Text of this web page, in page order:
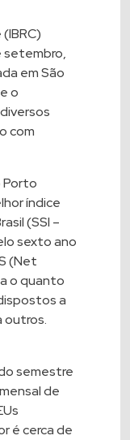
setembro,
em São
o
com
Porto
índice
(SSI –
sexto ano
(Net
o quanto
a
outros.
semestre
de
é cerca de